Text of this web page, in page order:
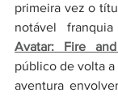
primeira vez o
notável
Avatar: Fire
público de volta a
aventura